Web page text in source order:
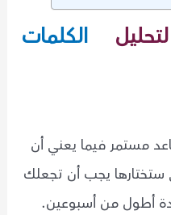
الكلمات
مستمر فيما يعني أن
ستختارها يجب أن تجعلك
أطول من أسبوعين.